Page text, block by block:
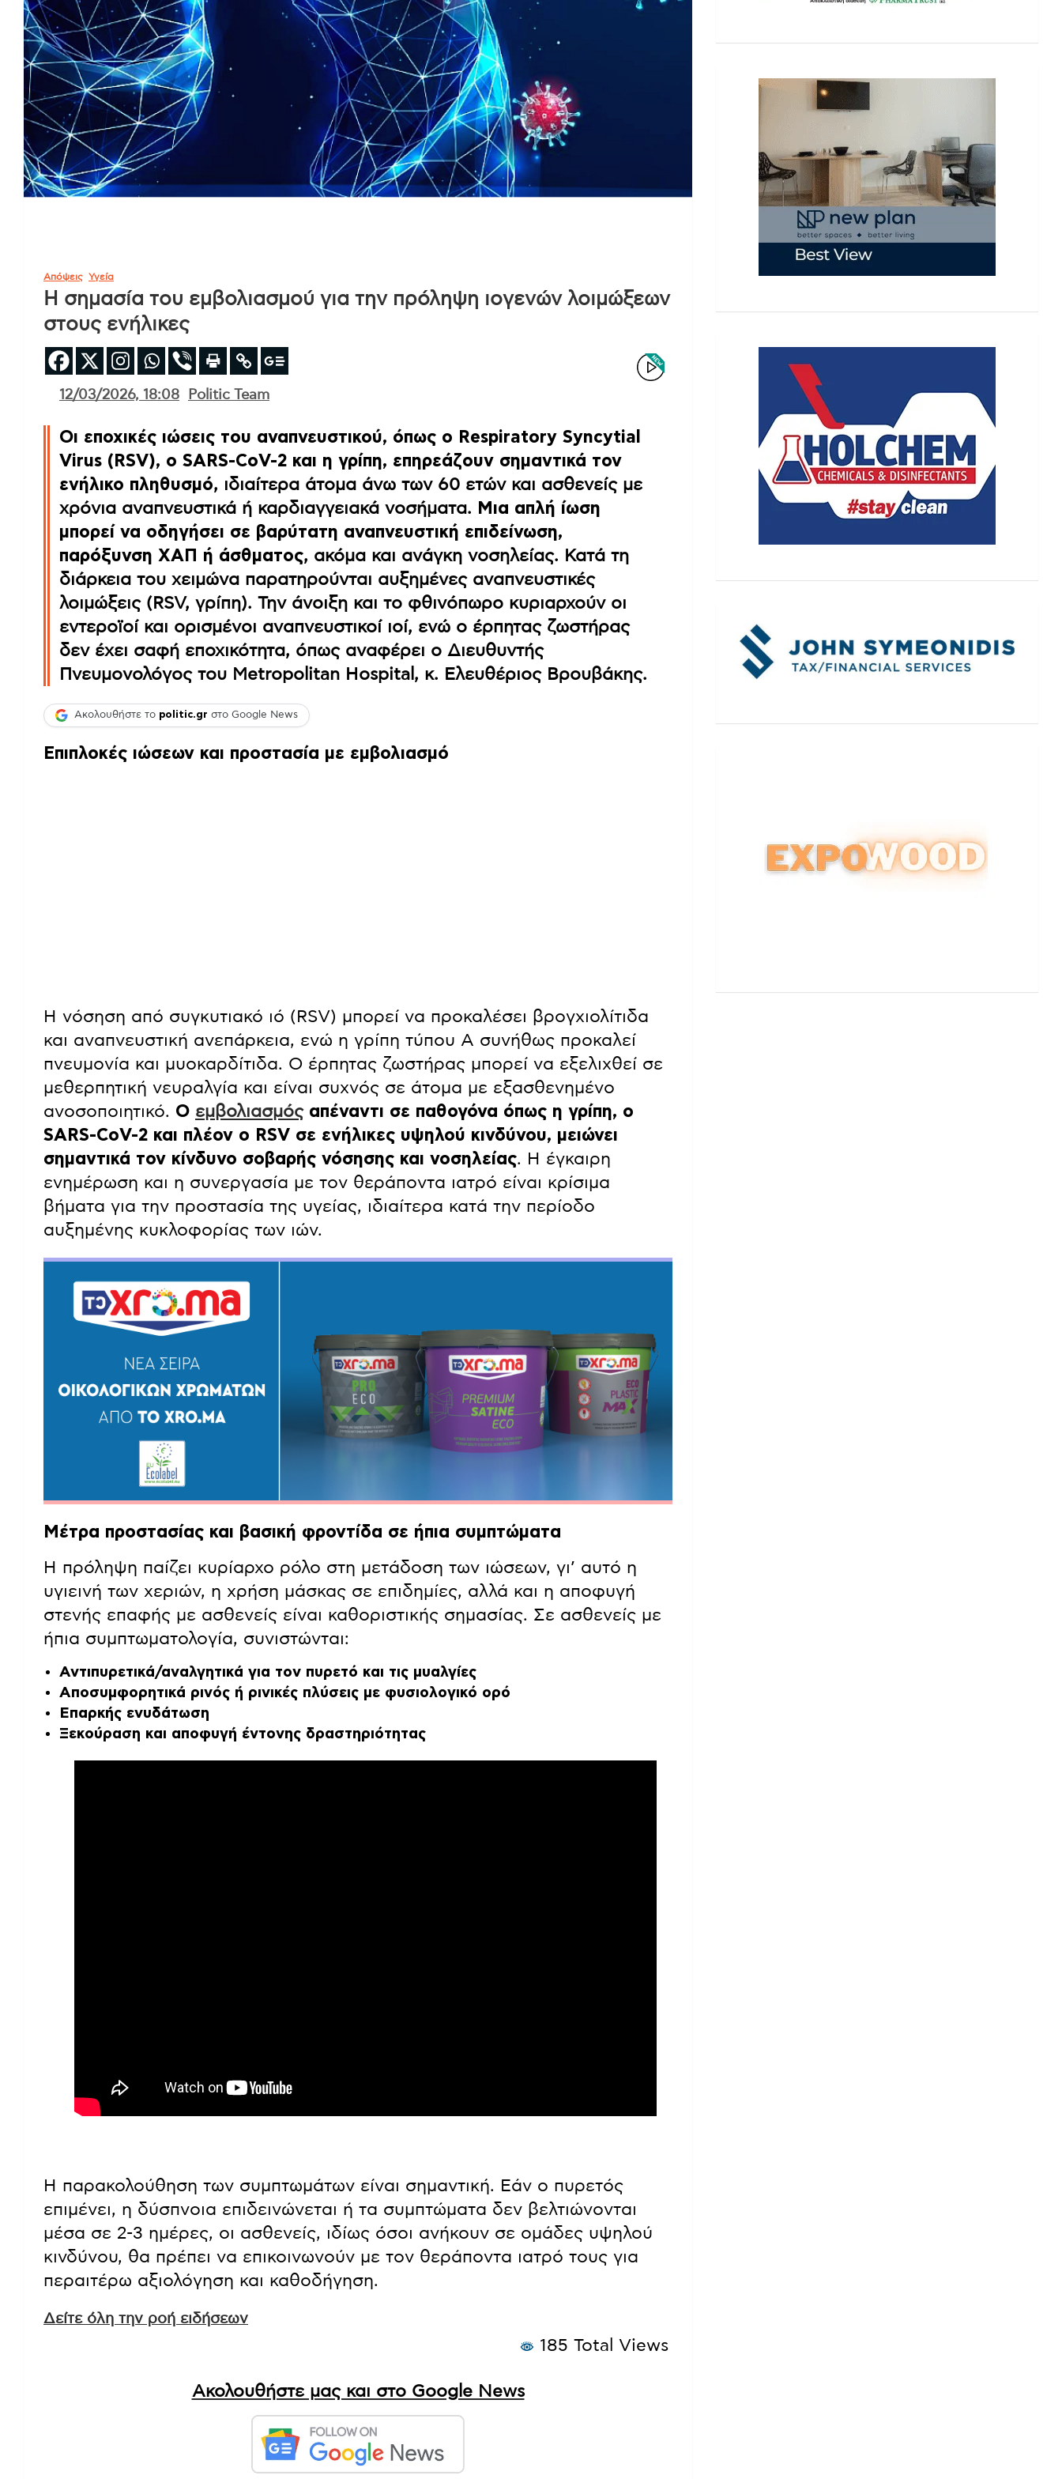
Απόψεις Υγεία
Η σημασία του εμβολιασμού για την πρόληψη ιογενών λοιμώξεων
στους ενήλικες
12/03/2026, 18:08 Politic Team
Οι εποχικές ιώσεις του αναπνευστικού, όπως ο Respiratory Syncytial
Virus (RSV), ο SARS-CoV-2 και η γρίπη, επηρεάζουν σημαντικά τον
ενήλικο πληθυσμό, ιδιαίτερα άτομα άνω των 60 ετών και ασθενείς με
χρόνια αναπνευστικά ή καρδιαγγειακά νοσήματα. Μια απλή ίωση
μπορεί να οδηγήσει σε βαρύτατη αναπνευστική επιδείνωση,
παρόξυνση ΧΑΠ ή άσθματος, ακόμα και ανάγκη νοσηλείας. Κατά τη
διάρκεια του χειμώνα παρατηρούνται αυξημένες αναπνευστικές
λοιμώξεις (RSV, γρίπη). Την άνοιξη και το φθινόπωρο κυριαρχούν οι
εντεροϊοί και ορισμένοι αναπνευστικοί ιοί, ενώ ο έρπητας ζωστήρας
δεν έχει σαφή εποχικότητα, όπως αναφέρει ο Διευθυντής
Πνευμονολόγος του Metropolitan Hospital, κ. Ελευθέριος Βρουβάκης.
Ακολουθήστε το politic.gr στο Google News
Επιπλοκές ιώσεων και προστασία με εμβολιασμό
Η νόσηση από συγκυτιακό ιό (RSV) μπορεί να προκαλέσει βρογχιολίτιδα
και αναπνευστική ανεπάρκεια, ενώ η γρίπη τύπου Α συνήθως προκαλεί
πνευμονία και μυοκαρδίτιδα. Ο έρπητας ζωστήρας μπορεί να εξελιχθεί σε
μεθερπητική νευραλγία και είναι συχνός σε άτομα με εξασθενημένο
ανοσοποιητικό. Ο εμβολιασμόςαπέναντι σε παθογόνα όπως η γρίπη, ο
SARS-CoV-2 και πλέον ο RSV σε ενήλικες υψηλού κινδύνου, μειώνει
σημαντικά τον κίνδυνο σοβαρής νόσησης και νοσηλείας. Η έγκαιρη
ενημέρωση και η συνεργασία με τον θεράποντα ιατρό είναι κρίσιμα
βήματα για την προστασία της υγείας, ιδιαίτερα κατά την περίοδο
αυξημένης κυκλοφορίας των ιών.
Μέτρα προστασίας και βασική φροντίδα σε ήπια συμπτώματα
Η πρόληψη παίζει κυρίαρχο ρόλο στη μετάδοση των ιώσεων, γι’ αυτό η
υγιεινή των χεριών, η χρήση μάσκας σε επιδημίες, αλλά και η αποφυγή
στενής επαφής με ασθενείς είναι καθοριστικής σημασίας. Σε ασθενείς με
ήπια συμπτωματολογία, συνιστώνται:
Αντιπυρετικά/αναλγητικά για τον πυρετό και τις μυαλγίες
Αποσυμφορητικά ρινός ή ρινικές πλύσεις με φυσιολογικό ορό
Επαρκής ενυδάτωση
Ξεκούραση και αποφυγή έντονης δραστηριότητας
Η παρακολούθηση των συμπτωμάτων είναι σημαντική. Εάν ο πυρετός
επιμένει, η δύσπνοια επιδεινώνεται ή τα συμπτώματα δεν βελτιώνονται
μέσα σε 2-3 ημέρες, οι ασθενείς, ιδίως όσοι ανήκουν σε ομάδες υψηλού
κινδύνου, θα πρέπει να επικοινωνούν με τον θεράποντα ιατρό τους για
περαιτέρω αξιολόγηση και καθοδήγηση.
Δείτε όλη την ροή ειδήσεων
185 Total Views
Ακολουθήστε μας και στο Google News